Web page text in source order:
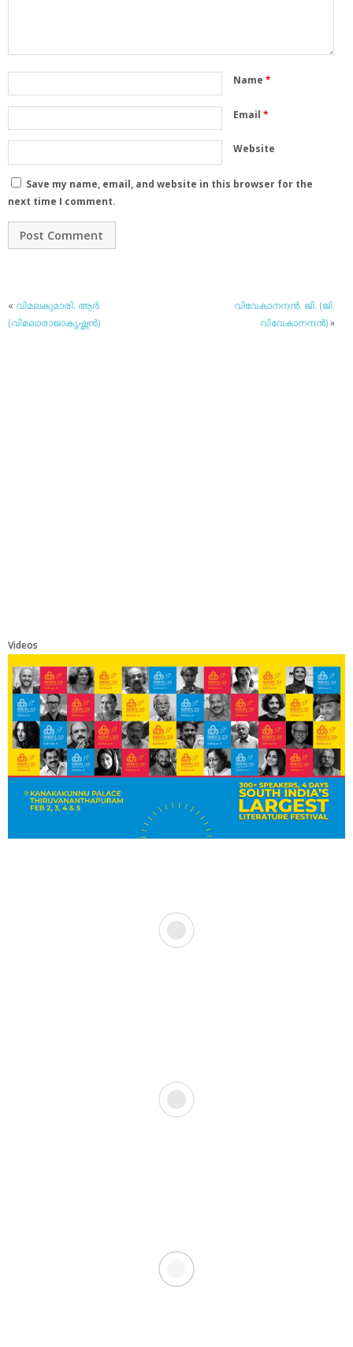
Name *
Email *
Website
Save my name, email, and website in this browser for the
next time I comment.
« വിമലകുമാരി. ആര്‍.
(വിമലാരാജാകൃഷ്ണന്‍)
വിവേകാനന്ദന്‍. ജി. (ജി.
വിവേകാനന്ദന്‍)»
Videos